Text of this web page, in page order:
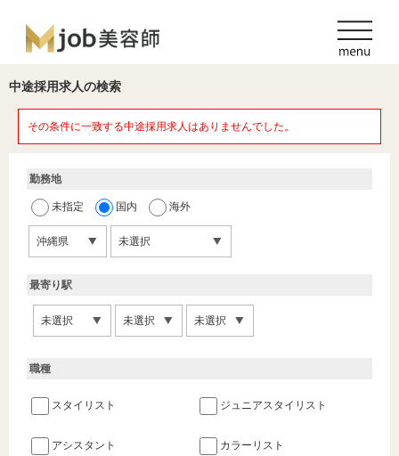
中途採用求人の検索
その条件に一致する中途採用求人はありませんでした。
勤務地
未指定 国内 海外
最寄り駅
職種
スタイリスト ジュニアスタイリスト
アシスタント カラーリスト